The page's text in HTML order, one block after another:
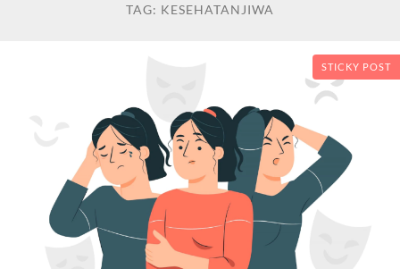
TAG: KESEHATANJIWA
STICKY POST